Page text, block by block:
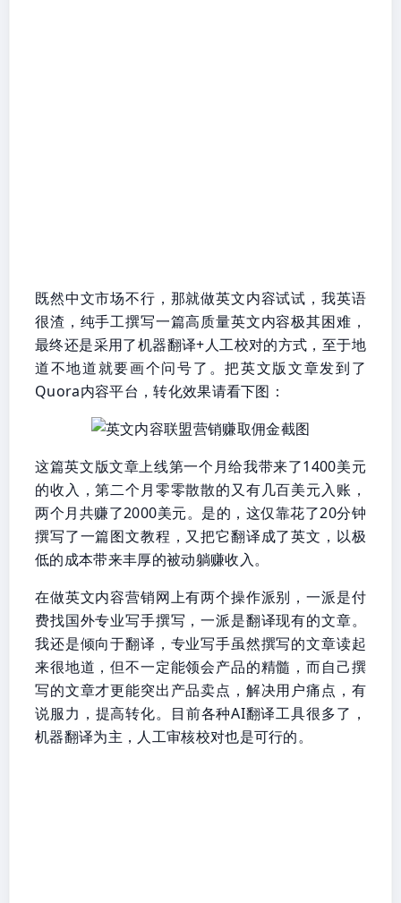
既然中文市场不行，那就做英文内容试试，我英语
很渣，纯手工撰写一篇高质量英文内容极其困难，
最终还是采用了机器翻译+人工校对的方式，至于地
道不地道就要画个问号了。把英文版文章发到了
Quora内容平台，转化效果请看下图：
这篇英文版文章上线第一个月给我带来了1400美元
的收入，第二个月零零散散的又有几百美元入账，
两个月共赚了2000美元。是的，这仅靠花了20分钟
撰写了一篇图文教程，又把它翻译成了英文，以极
低的成本带来丰厚的被动躺赚收入。
在做英文内容营销网上有两个操作派别，一派是付
费找国外专业写手撰写，一派是翻译现有的文章。
我还是倾向于翻译，专业写手虽然撰写的文章读起
来很地道，但不一定能领会产品的精髓，而自己撰
写的文章才更能突出产品卖点，解决用户痛点，有
说服力，提高转化。目前各种AI翻译工具很多了，
机器翻译为主，人工审核校对也是可行的。